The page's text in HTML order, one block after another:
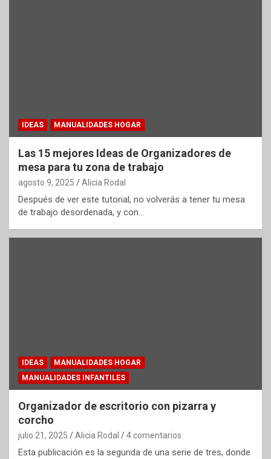
IDEAS MANUALIDADES HOGAR
Las 15 mejores Ideas de Organizadores de
mesa para tu zona de trabajo
agosto 9, 2025 Alicia Rodal
Después de ver este tutorial, no volverás a tener tu mesa
de trabajo desordenada, y con…
IDEAS
MANUALIDADES HOGAR
MANUALIDADES INFANTILES
Organizador de escritorio con pizarra y
corcho
julio 21, 2025 Alicia Rodal 4 comentarios
Esta publicación es la segunda de una serie de tres, donde